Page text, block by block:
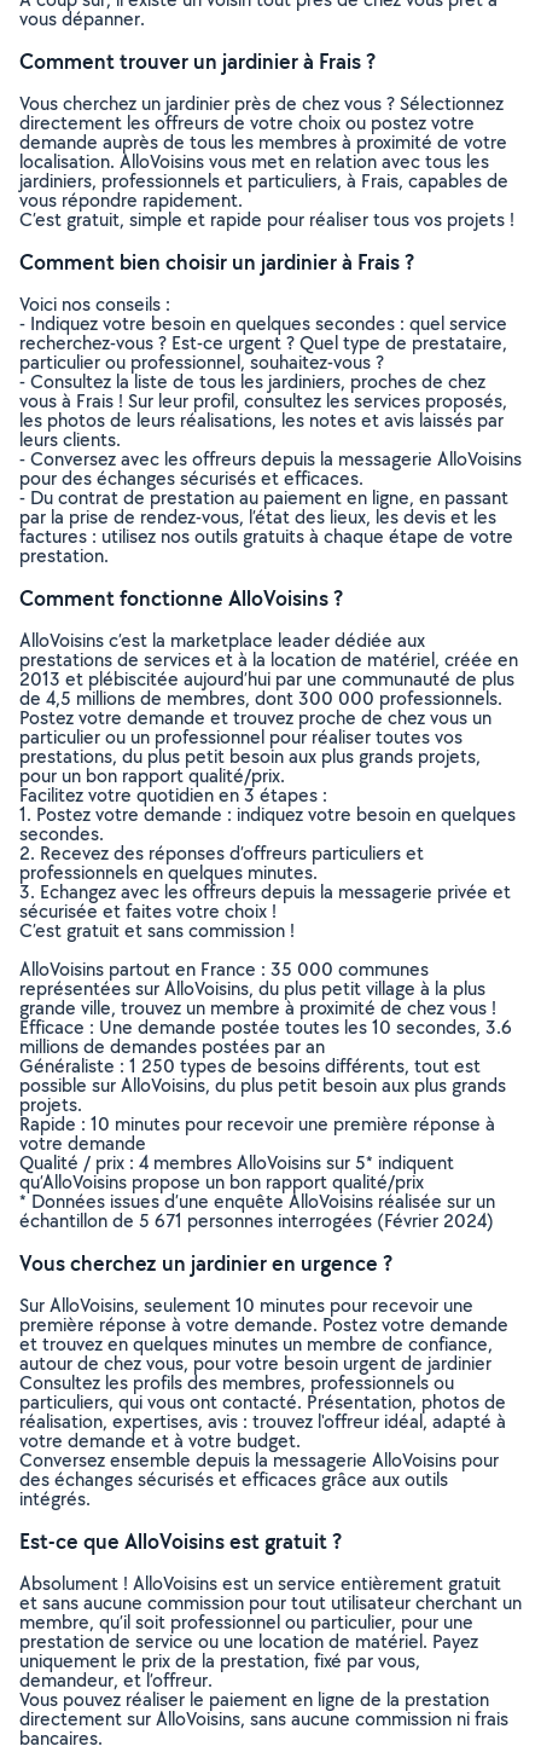
vous dépanner.
Comment trouver un jardinier à Frais ?
Vous cherchez un jardinier près de chez vous ? Sélectionnez
directement les offreurs de votre choix ou postez votre
demande auprès de tous les membres à proximité de votre
localisation. AlloVoisins vous met en relation avec tous les
jardiniers, professionnels et particuliers, à Frais, capables de
vous répondre rapidement.
C’est gratuit, simple et rapide pour réaliser tous vos projets !
Comment bien choisir un jardinier à Frais ?
Voici nos conseils :
- Indiquez votre besoin en quelques secondes : quel service
recherchez-vous ? Est-ce urgent ? Quel type de prestataire,
particulier ou professionnel, souhaitez-vous ?
- Consultez la liste de tous les jardiniers, proches de chez
vous à Frais ! Sur leur profil, consultez les services proposés,
les photos de leurs réalisations, les notes et avis laissés par
leurs clients.
- Conversez avec les offreurs depuis la messagerie AlloVoisins
pour des échanges sécurisés et efficaces.
- Du contrat de prestation au paiement en ligne, en passant
par la prise de rendez-vous, l’état des lieux, les devis et les
factures : utilisez nos outils gratuits à chaque étape de votre
prestation.
Comment fonctionne AlloVoisins ?
AlloVoisins c’est la marketplace leader dédiée aux
prestations de services et à la location de matériel, créée en
2013 et plébiscitée aujourd’hui par une communauté de plus
de 4,5 millions de membres, dont 300 000 professionnels.
Postez votre demande et trouvez proche de chez vous un
particulier ou un professionnel pour réaliser toutes vos
prestations, du plus petit besoin aux plus grands projets,
pour un bon rapport qualité/prix.
Facilitez votre quotidien en 3 étapes :
1. Postez votre demande : indiquez votre besoin en quelques
secondes.
2. Recevez des réponses d’offreurs particuliers et
professionnels en quelques minutes.
3. Echangez avec les offreurs depuis la messagerie privée et
sécurisée et faites votre choix !
C’est gratuit et sans commission !
AlloVoisins partout en France : 35 000 communes
représentées sur AlloVoisins, du plus petit village à la plus
grande ville, trouvez un membre à proximité de chez vous !
Efficace : Une demande postée toutes les 10 secondes, 3.6
millions de demandes postées par an
Généraliste : 1 250 types de besoins différents, tout est
possible sur AlloVoisins, du plus petit besoin aux plus grands
projets.
Rapide : 10 minutes pour recevoir une première réponse à
votre demande
Qualité / prix : 4 membres AlloVoisins sur 5* indiquent
qu’AlloVoisins propose un bon rapport qualité/prix
* Données issues d’une enquête AlloVoisins réalisée sur un
échantillon de 5 671 personnes interrogées (Février 2024)
Vous cherchez un jardinier en urgence ?
Sur AlloVoisins, seulement 10 minutes pour recevoir une
première réponse à votre demande. Postez votre demande
et trouvez en quelques minutes un membre de confiance,
autour de chez vous, pour votre besoin urgent de jardinier
Consultez les profils des membres, professionnels ou
particuliers, qui vous ont contacté. Présentation, photos de
réalisation, expertises, avis : trouvez l'offreur idéal, adapté à
votre demande et à votre budget.
Conversez ensemble depuis la messagerie AlloVoisins pour
des échanges sécurisés et efficaces grâce aux outils
intégrés.
Est-ce que AlloVoisins est gratuit ?
Absolument ! AlloVoisins est un service entièrement gratuit
et sans aucune commission pour tout utilisateur cherchant un
membre, qu’il soit professionnel ou particulier, pour une
prestation de service ou une location de matériel. Payez
uniquement le prix de la prestation, fixé par vous,
demandeur, et l’offreur.
Vous pouvez réaliser le paiement en ligne de la prestation
directement sur AlloVoisins, sans aucune commission ni frais
bancaires.